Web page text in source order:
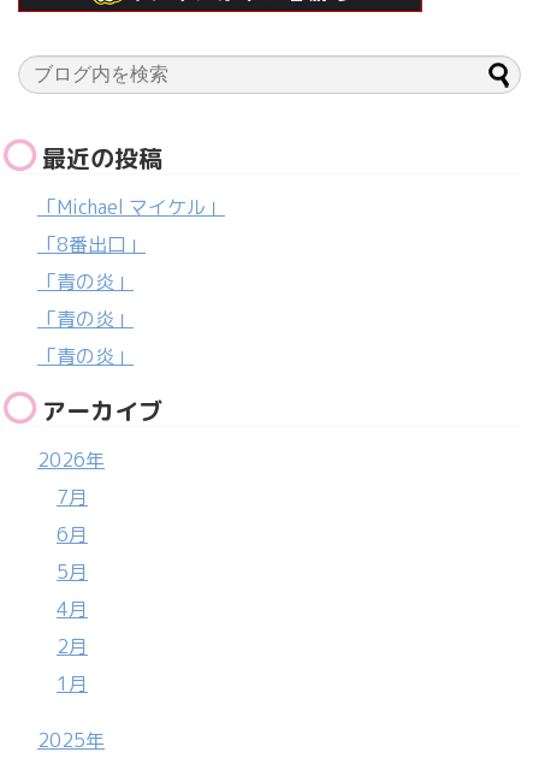
最近の投稿
「Michael マイケル」
「8番出口」
「青の炎」
「青の炎」
「青の炎」
アーカイブ
2026年
7月
6月
5月
4月
2月
1月
2025年